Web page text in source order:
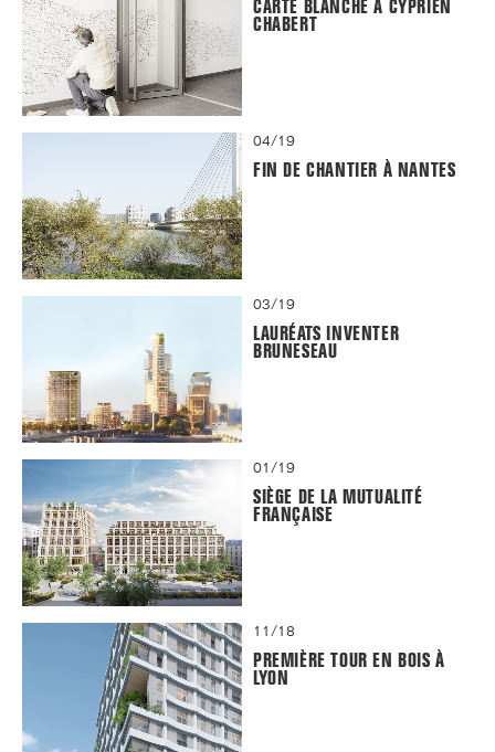
CARTE BLANCHE À CYPRIEN
CHABERT
04/19
FIN DE CHANTIER À NANTES
03/19
LAURÉATS INVENTER
BRUNESEAU
01/19
SIÈGE DE LA MUTUALITÉ
FRANÇAISE
11/18
PREMIÈRE TOUR EN BOIS À
LYON